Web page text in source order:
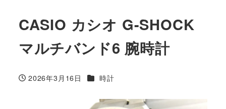
CASIO カシオ G-SHOCK
マルチバンド6 腕時計
投稿日
2026年3月16日 カテゴリー
時計